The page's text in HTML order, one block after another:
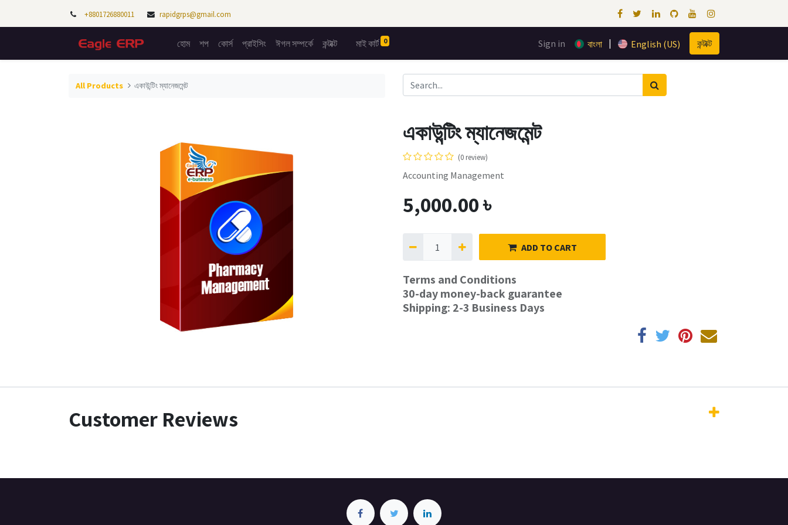
+8801726880011 rapidgrps@gmail.com
হোম শপ কোর্স​ প্রাইসিং ঈগল সম্পর্কে কন্টাক্ট মাই কার্ট 0 Sign in বাংলা | English (US) কন্টাক্ট
All Products একাউন্টিং ম্যানেজমেন্ট
একাউন্টিং ম্যানেজমেন্ট
(0 review)
Accounting Management
5,000.00৳
ADD TO CART
Terms and Conditions
30-day money-back guarantee
Shipping: 2-3 Business Days
Customer Reviews